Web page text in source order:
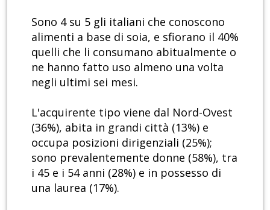
Sono 4 su 5 gli italiani che conoscono
alimenti a base di soia, e sfiorano il 40%
quelli che li consumano abitualmente o
ne hanno fatto uso almeno una volta
negli ultimi sei mesi.
L'acquirente tipo viene dal Nord-Ovest
(36%), abita in grandi città (13%) e
occupa posizioni dirigenziali (25%);
sono prevalentemente donne (58%), tra
i 45 e i 54 anni (28%) e in possesso di
una laurea (17%).